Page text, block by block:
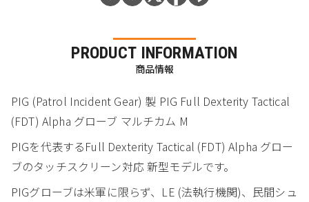
PRODUCT INFORMATION
商品情報
PIG (Patrol Incident Gear) 製 PIG Full Dexterity Tactical
(FDT) Alpha グローブ マルチカム M
PIGを代表するFull Dexterity Tactical (FDT) Alpha グロー
ブのタッチスクリーン対応 新型モデルです。
PIGグローブは米軍に限らず、LE (法執行機関)、民間シュ